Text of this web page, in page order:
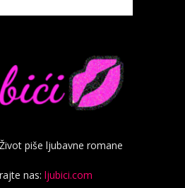
piše ljubavne romane
nas: ljubici.com